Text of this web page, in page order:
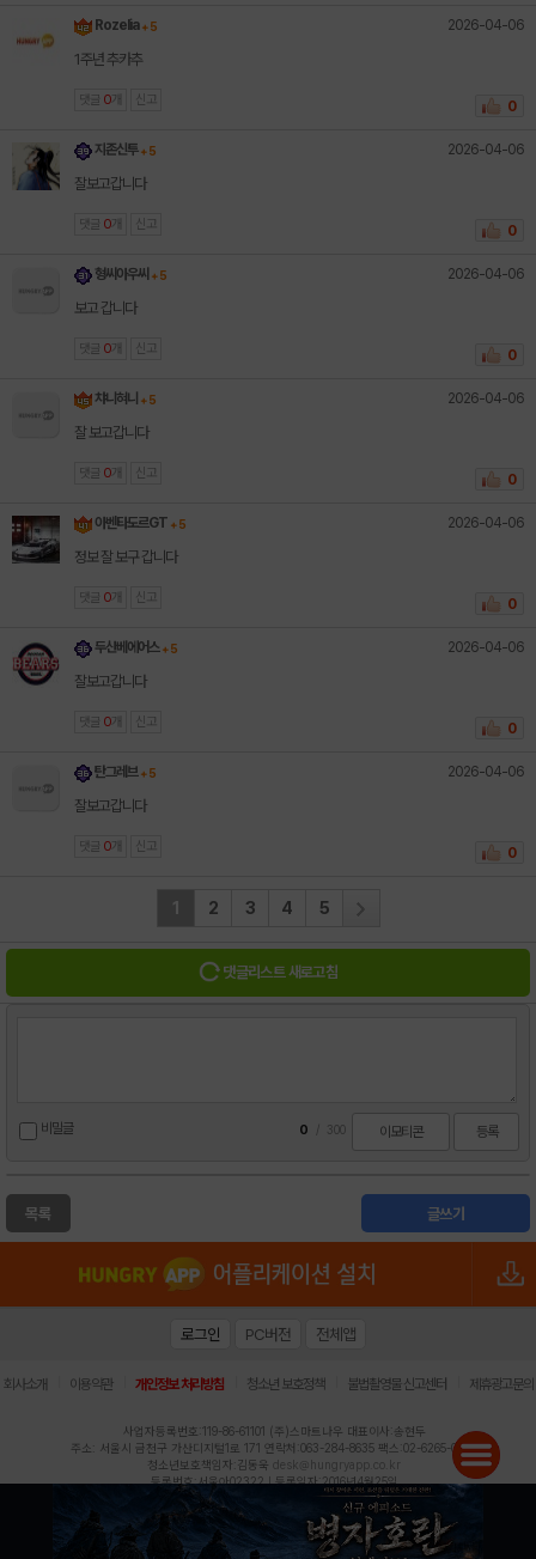
Rozelia + 5 2026-04-06
1주년 추카추
댓글 0 개 신고 0
지존신투 + 5 2026-04-06
잘보고갑니다
댓글 0 개 신고 0
형씨아우씨 + 5 2026-04-06
보고 갑니다
댓글 0 개 신고 0
챠니혀니 + 5 2026-04-06
잘 보고갑니다
댓글 0 개 신고 0
아벤타도르GT + 5 2026-04-06
정보 잘 보구 갑니다
댓글 0 개 신고 0
두산베에어스 + 5 2026-04-06
잘보고갑니다
댓글 0 개 신고 0
탄그레브 + 5 2026-04-06
잘보고갑니다
댓글 0 개 신고 0
1 2 3 4 5
댓글리스트 새로고침
비밀글 0 300 이모티콘 등록
글쓰기
목록
로그인 PC버전 전체앱
회사소개 이용약관 개인정보 처리방침 청소년 보호정책 불법촬영물 신고센터 제휴광고문의
사업자등록번호:119-86-61101 (주)스마트나우 대표이사:송현두
주소: 서울시 금천구 가산디지털1로 171 연락처:063-284-8635 팩스:02-6265-0377
청소년보호책임자:김동욱 desk@hungryapp.co.kr
등록번호:서울아02322 | 등록일자:2016년4월25일
발행인:(주)스마트나우 송현두 | 편집인:김동욱
헝그리앱의 콘텐츠 및 기사는 저작권법의 보호를 받으므로, 무단 전재, 복사, 배포 등을 금합니다.
Copyright (c) HungryApp All Rights Reserved.